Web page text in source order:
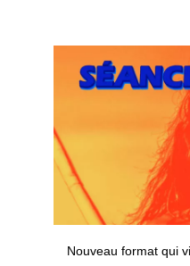
Nouveau format qui